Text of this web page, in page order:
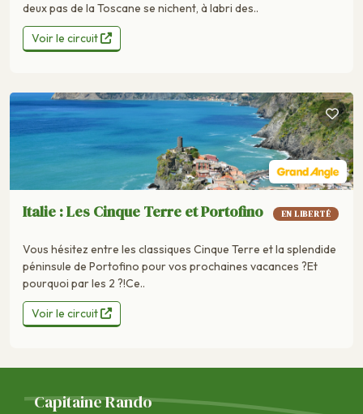
deux pas de la Toscane se nichent, à labri des..
Voir le circuit
Italie : Les Cinque Terre et Portofino EN LIBERTÉ
Vous hésitez entre les classiques Cinque Terre et la splendide
péninsule de Portofino pour vos prochaines vacances ?Et
pourquoi par les 2 ?!Ce..
Voir le circuit
Capitaine Rando